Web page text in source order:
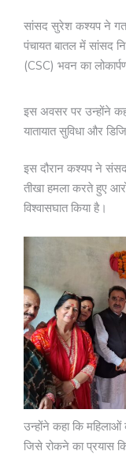
सांसद सुरेश कश्यप ने गत
पंचायत बातल में सांसद
(CSC) भवन का
इस अवसर पर उन्होंने
यातायात सुविधा और
इस दौरान कश्यप ने संसद
तीखा हमला करते हुए
विश्वासघात किया है।
उन्होंने कहा कि महिलाओं
जिसे रोकने का प्रयास